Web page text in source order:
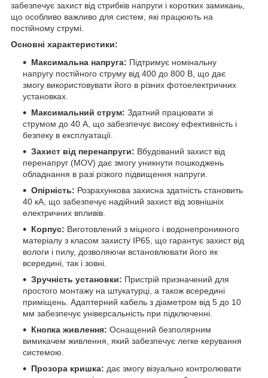
забезпечує захист від стрибків напруги і коротких замикань,
що особливо важливо для систем, які працюють на
постійному струмі.
Основні характеристики:
Максимальна напруга: Підтримує номінальну
напругу постійного струму від 400 до 800 В, що дає
змогу використовувати його в різних фотоелектричних
установках.
Максимальний струм: Здатний працювати зі
струмом до 40 А, що забезпечує високу ефективність і
безпеку в експлуатації.
Захист від перенапруги: Вбудований захист від
перенапруг (MOV) дає змогу уникнути пошкоджень
обладнання в разі різкого підвищення напруги.
Опірність: Розрахункова захисна здатність становить
40 кА, що забезпечує надійний захист від зовнішніх
електричних впливів.
Корпус: Виготовлений з міцного і водонепроникного
матеріалу з класом захисту IP65, що гарантує захист від
вологи і пилу, дозволяючи встановлювати його як
всередині, так і зовні.
Зручність установки: Пристрій призначений для
простого монтажу на штукатурці, а також всередині
приміщень. Адаптерний кабель з діаметром від 5 до 10
мм забезпечує універсальність при підключенні.
Кнопка живлення: Оснащений безполярним
вимикачем живлення, який забезпечує легке керування
системою.
Прозора кришка: дає змогу візуально контролювати